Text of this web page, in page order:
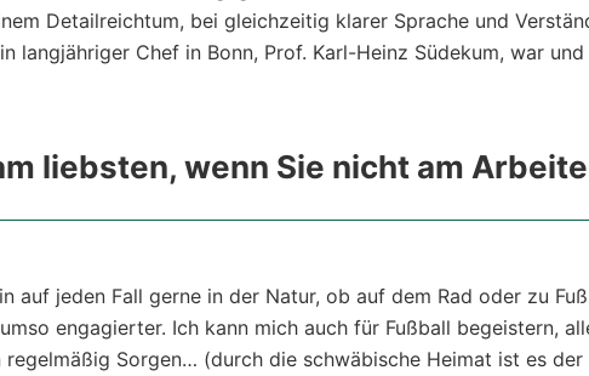
Detailreichtum, bei gleichzeitig klarer Sprache und
langjähriger Chef in Bonn, Prof. Karl-Heinz Südekum, war
liebsten, wenn Sie nicht am
auf jeden Fall gerne in der Natur, ob auf dem Rad oder zu
engagierter. Ich kann mich auch für Fußball begeistern,
regelmäßig Sorgen… (durch die schwäbische Heimat ist es